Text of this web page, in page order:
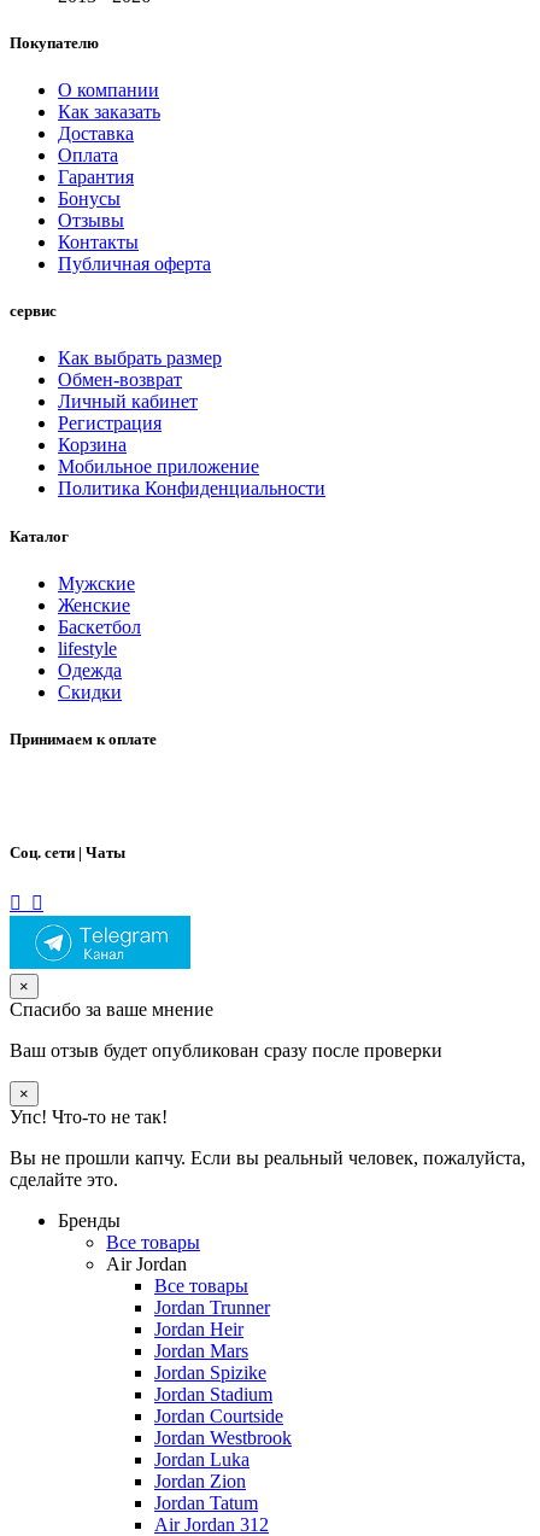
Покупателю
О компании
Как заказать
Доставка
Оплата
Гарантия
Бонусы
Отзывы
Контакты
Публичная оферта
сервис
Как выбрать размер
Обмен-возврат
Личный кабинет
Регистрация
Корзина
Мобильное приложение
Политика Конфиденциальности
Каталог
Мужские
Женские
Баскетбол
lifestyle
Одежда
Скидки
Принимаем к оплате
Соц. сети | Чаты
×
Спасибо за ваше мнение
Ваш отзыв будет опубликован сразу после проверки
×
Упс! Что-то не так!
Вы не прошли капчу. Если вы реальный человек, пожалуйста,
сделайте это.
Бренды
Все товары
Air Jordan
Все товары
Jordan Trunner
Jordan Heir
Jordan Mars
Jordan Spizike
Jordan Stadium
Jordan Courtside
Jordan Westbrook
Jordan Luka
Jordan Zion
Jordan Tatum
Air Jordan 312